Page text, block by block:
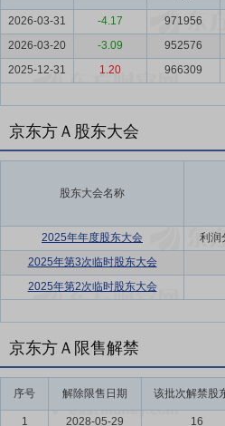
2026-03-31 -4.17 971956
2026-03-20
-3.09 952576
2025-12-31
1.20 966309
京东方Ａ股东大会
股东大会名称
2025年年度股东大会 利润
2025年第3次临时股东大会
2025年第2次临时股东大会
京东方Ａ限售解禁
序号 解除限售日期 该批次解禁股
1 2028-05-29 16